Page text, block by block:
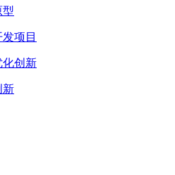
型
项目
化创新
新